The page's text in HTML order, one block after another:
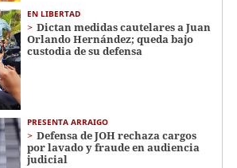
EN LIBERTAD
Dictan medidas cautelares a Juan
Orlando Hernández; queda bajo
custodia de su defensa
PRESENTA ARRAIGO
Defensa de JOH rechaza cargos
por lavado y fraude en audiencia
judicial